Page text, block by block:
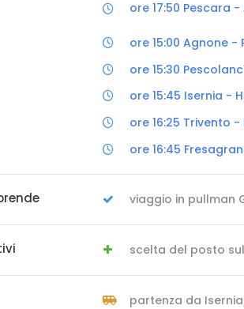
ore 17:50 Pescara -
ore 15:00 Agnone -
ore 15:30
ore 15:45 Isernia -
ore 16:25 Trivento
ore 16:45
viaggio in pullman
scelta del posto
partenza da